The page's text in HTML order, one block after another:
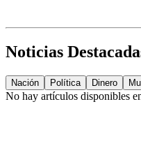
Noticias
Nación Política Dinero
No hay artículos disponibles